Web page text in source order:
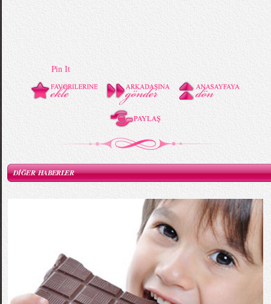
Pin It
DİĞER HABERLER